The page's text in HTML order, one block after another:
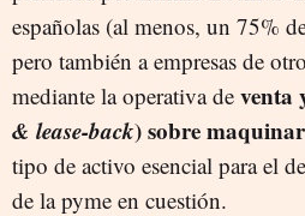
españolas (al menos, un 75%
pero también a empresas de
mediante la operativa de venta
& lease-back)sobre
tipo de activo esencial para el
de la pyme en cuestión.